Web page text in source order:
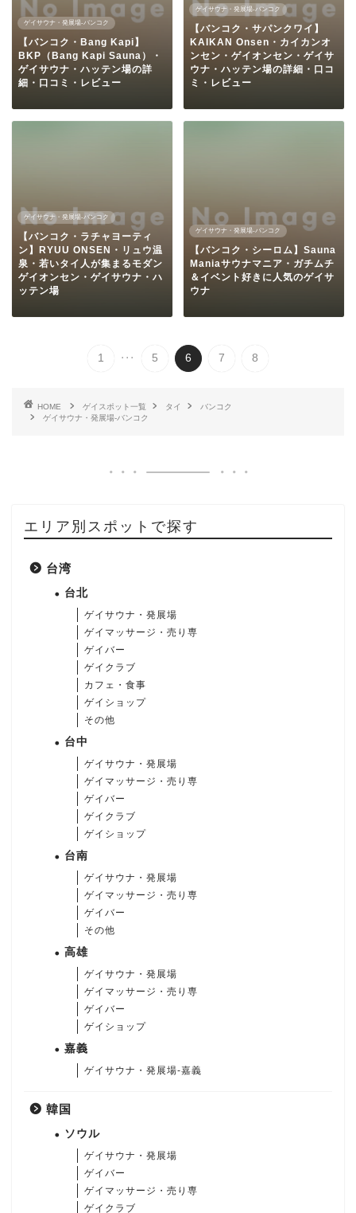
ゲイサウナ・発展場-バンコク
【バンコク・Bang Kapi】
BKP（Bang Kapi Sauna）・
ゲイサウナ・ハッテン場の詳
細・口コミ・レビュー
ゲイサウナ・発展場-バンコク
【バンコク・サパンクワイ】
KAIKAN Onsen・カイカンオ
ンセン・ゲイオンセン・ゲイサ
ウナ・ハッテン場の詳細・口コ
ミ・レビュー
ゲイサウナ・発展場-バンコク
【バンコク・ラチャヨーティ
ン】RYUU ONSEN・リュウ温
泉・若いタイ人が集まるモダン
ゲイオンセン・ゲイサウナ・ハ
ッテン場
ゲイサウナ・発展場-バンコク
【バンコク・シーロム】Sauna
Maniaサウナマニア・ガチムチ
＆イベント好きに人気のゲイサ
ウナ
1 ... 5 6 7 8
HOME ゲイスポット一覧 タイ
バンコク
ゲイサウナ・発展場-バンコク
エリア別スポットで探す
台湾
台北
ゲイサウナ・発展場
ゲイマッサージ・売り専
ゲイバー
ゲイクラブ
カフェ・食事
ゲイショップ
その他
台中
ゲイサウナ・発展場
ゲイマッサージ・売り専
ゲイバー
ゲイクラブ
ゲイショップ
台南
ゲイサウナ・発展場
ゲイマッサージ・売り専
ゲイバー
その他
高雄
ゲイサウナ・発展場
ゲイマッサージ・売り専
ゲイバー
ゲイショップ
嘉義
ゲイサウナ・発展場-嘉義
韓国
ソウル
ゲイサウナ・発展場
ゲイバー
ゲイマッサージ・売り専
ゲイクラブ